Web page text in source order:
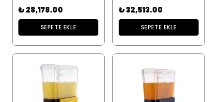
₺ 28,178.00
SEPETE EKLE
₺ 32,513.00
SEPETE EKLE